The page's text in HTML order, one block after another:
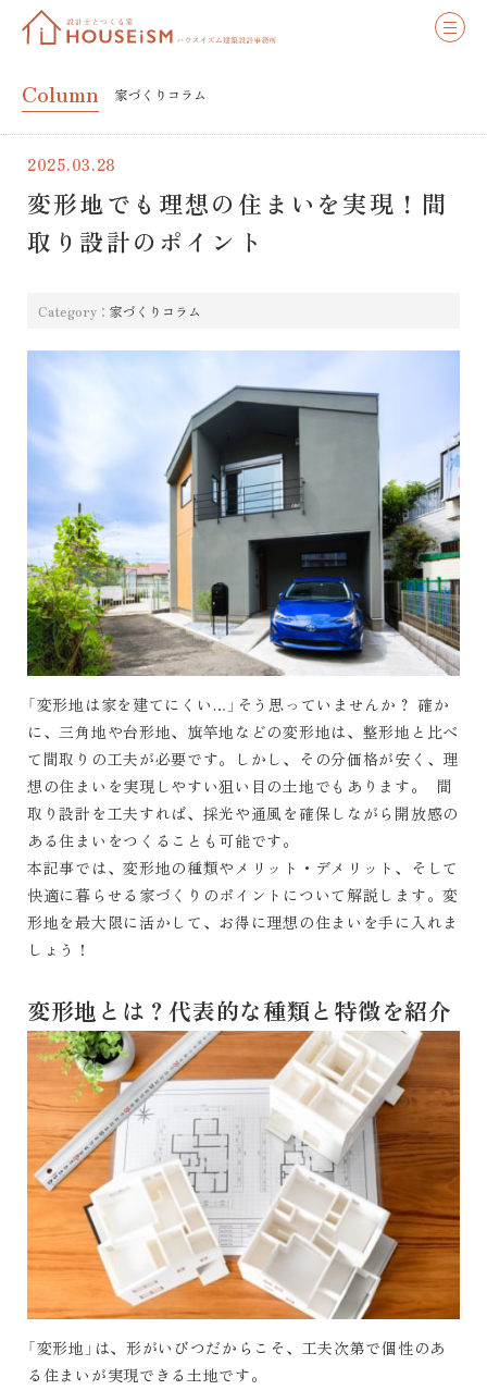
Column 家づくりコラム
2025.03.28
変形地でも理想の住まいを実現！間
取り設計のポイント
Category： 家づくりコラム
「変形地は家を建てにくい…」そう思っていませんか？ 確か
に、三角地や台形地、旗竿地などの変形地は、整形地と比べ
て間取りの工夫が必要です。しかし、その分価格が安く、理
想の住まいを実現しやすい狙い目の土地でもあります。 間
取り設計を工夫すれば、採光や通風を確保しながら開放感の
ある住まいをつくることも可能です。
本記事では、変形地の種類やメリット・デメリット、そして
快適に暮らせる家づくりのポイントについて解説します。変
形地を最大限に活かして、お得に理想の住まいを手に入れま
しょう！
変形地とは？代表的な種類と特徴を紹介
「変形地」は、形がいびつだからこそ、工夫次第で個性のあ
る住まいが実現できる土地です。